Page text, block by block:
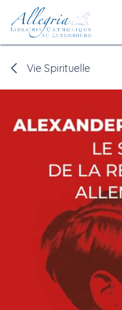
Se rendre au contenu
Vie Spirituelle